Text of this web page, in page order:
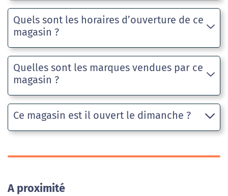
Quels sont les horaires d’ouverture de ce
magasin ?
Quelles sont les marques vendues par ce
magasin ?
Ce magasin est il ouvert le dimanche ?
A proximité